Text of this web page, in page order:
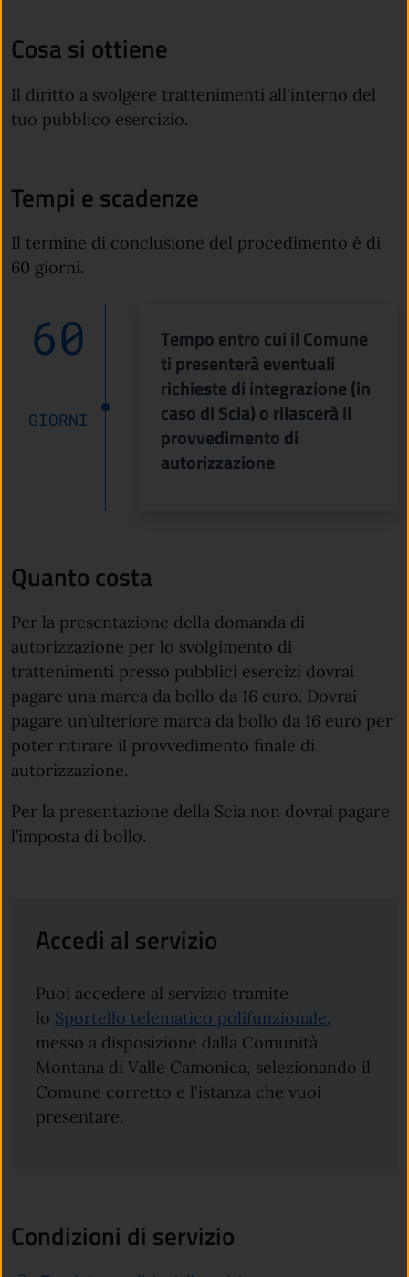
Cosa si ottiene
Il diritto a svolgere trattenimenti all'interno del
tuo pubblico esercizio.
Tempi e scadenze
Il termine di conclusione del procedimento è di
60 giorni.
60
GIORNI
Tempo entro cui il Comune
ti presenterà eventuali
richieste di integrazione (in
caso di Scia) o rilascerà il
provvedimento di
autorizzazione
Quanto costa
Per la presentazione della domanda di
autorizzazione per lo svolgimento di
trattenimenti presso pubblici esercizi dovrai
pagare una marca da bollo da 16 euro. Dovrai
pagare un’ulteriore marca da bollo da 16 euro per
poter ritirare il provvedimento finale di
autorizzazione.
Per la presentazione della Scia non dovrai pagare
l’imposta di bollo.
Accedi al servizio
Puoi accedere al servizio tramite
lo Sportello telematico polifunzionale,
messo a disposizione dalla Comunità
Montana di Valle Camonica, selezionando il
Comune corretto e l'istanza che vuoi
presentare.
Condizioni di servizio